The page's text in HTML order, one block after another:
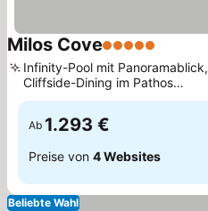
Milos Cove5 Sterne
Infinity-Pool mit Panoramablick,
Cliffside-Dining im Pathos
Restaurant
Ab 1.293 €
Preise von 4 Websites
Beliebte Wahl